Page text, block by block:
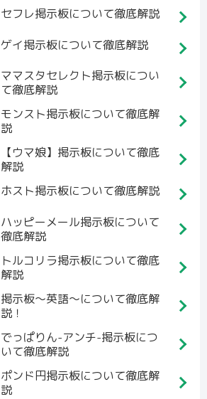
セフレ掲示板について徹底解説
ゲイ掲示板について徹底解説
ママスタセレクト掲示板につい
て徹底解説
モンスト掲示板について徹底解
説
【ウマ娘】掲示板について徹底
解説
ホスト掲示板について徹底解説
ハッピーメール掲示板について
徹底解説
トルコリラ掲示板について徹底
解説
掲示板～英語～について徹底解
説！
でっぱりん-アンチ-掲示板につ
いて徹底解説
ポンド円掲示板について徹底解
説